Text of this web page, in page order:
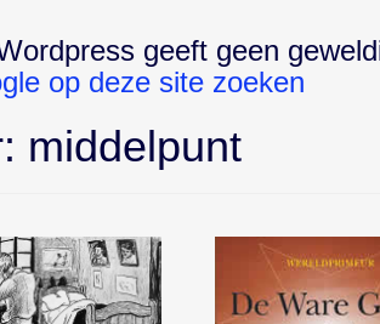
geeft geen
op deze site zoeken
middelpunt